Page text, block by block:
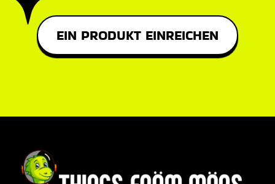
EIN PRODUKT EINREICHEN